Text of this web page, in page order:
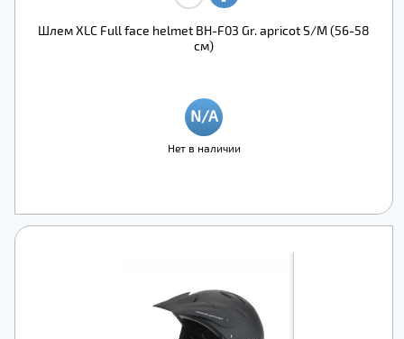
Шлем XLC Full face helmet BH-F03 Gr. apricot S/M (56-58
см)
Нет в наличии